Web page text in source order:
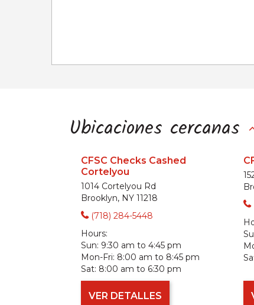
Ubicaciones cercanas
CFSC Checks Cashed
Cortelyou
1014 Cortelyou Rd
Brooklyn, NY 11218
(718) 284-5448
Hours:
Sun: 9:30 am to 4:45 pm
Mon-Fri: 8:00 am to 8:45 pm
Sat: 8:00 am to 6:30 pm
VER DETALLES